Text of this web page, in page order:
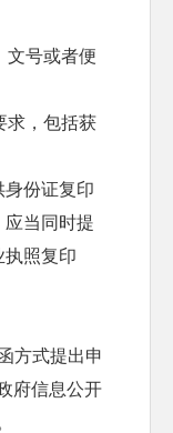
文号或者便
求，包括获
份证复印
当同时提
执照复印
方式提出申
府信息公开